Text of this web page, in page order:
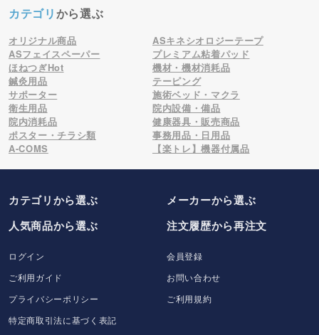
カテゴリから選ぶ
オリジナル商品
ASキネシオロジーテープ
ASフェイスペーパー
プレミアム粘着パッド
ほねつぎHot
機材・機材消耗品
鍼灸用品
テーピング
サポーター
施術ベッド・マクラ
衛生用品
院内設備・備品
院内消耗品
健康器具・販売商品
ポスター・チラシ類
事務用品・日用品
A-COMS
【楽トレ】機器付属品
カテゴリから選ぶ メーカーから選ぶ
人気商品から選ぶ
注文履歴から再注文
ログイン
会員登録
ご利用ガイド
お問い合わせ
プライバシーポリシー
ご利用規約
特定商取引法に基づく表記